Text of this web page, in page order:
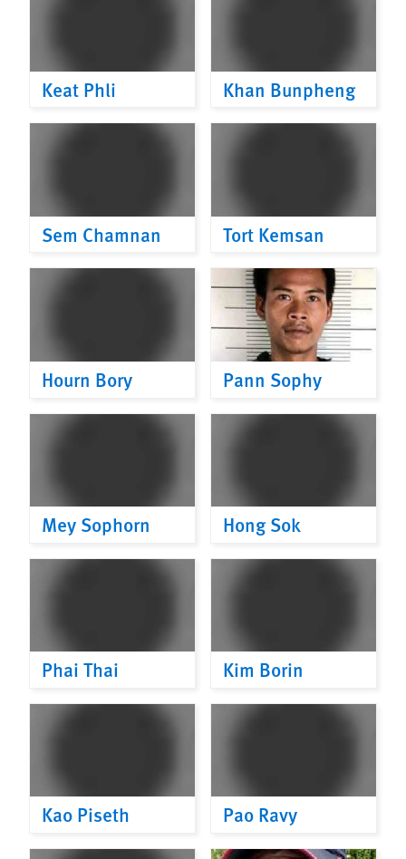
Keat Phli Khan Bunpheng
Sem Chamnan Tort Kemsan
Hourn Bory Pann Sophy
Mey Sophorn Hong Sok
Phai Thai Kim Borin
Kao Piseth Pao Ravy